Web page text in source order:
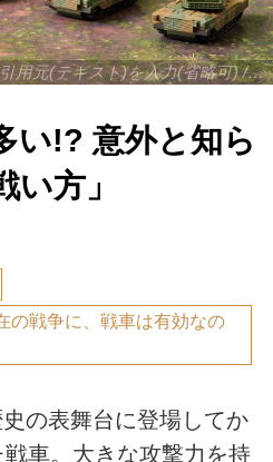
via text - ここをクリックして引用元(テキスト)を入力(省略可) / site.to.link.com - ここをクリックして引用元を入力(省略可)
い!? 意外と知ら
方」
の戦争に、戦車は有効なの
の表舞台に登場してか
車。大きな攻撃力を持